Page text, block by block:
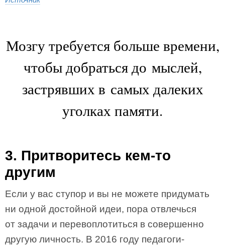
Мозгу требуется больше времени,
чтобы добраться до мыслей,
застрявших в самых далеких
уголках памяти.
3. Притворитесь кем-то
другим
Если у вас ступор и вы не можете придумать
ни одной достойной идеи, пора отвлечься
от задачи и перевоплотиться в совершенно
другую личность. В 2016 году педагоги-